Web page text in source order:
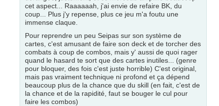
cet aspect... Raaaaaah, j'ai envie de refaire BK, du
coup... Plus j'y repense, plus ce jeu m'a foutu une
immense claque.
Pour reprendre un peu Seipas sur son système de
cartes, c'est amusant de faire son deck et de torcher des
combats à coup de combos, mais y' aussi de quoi rager
quand le hasard te sort que des cartes inutiles... (genre
pour bloquer, des fois c'est juste horrible) C'est original,
mais pas vraiment technique ni profond et ça dépend
beaucoup plus de la chance que du skill (en fait, c'est de
la chance et de la rapidité, faut se bouger le cul pour
faire les combos)